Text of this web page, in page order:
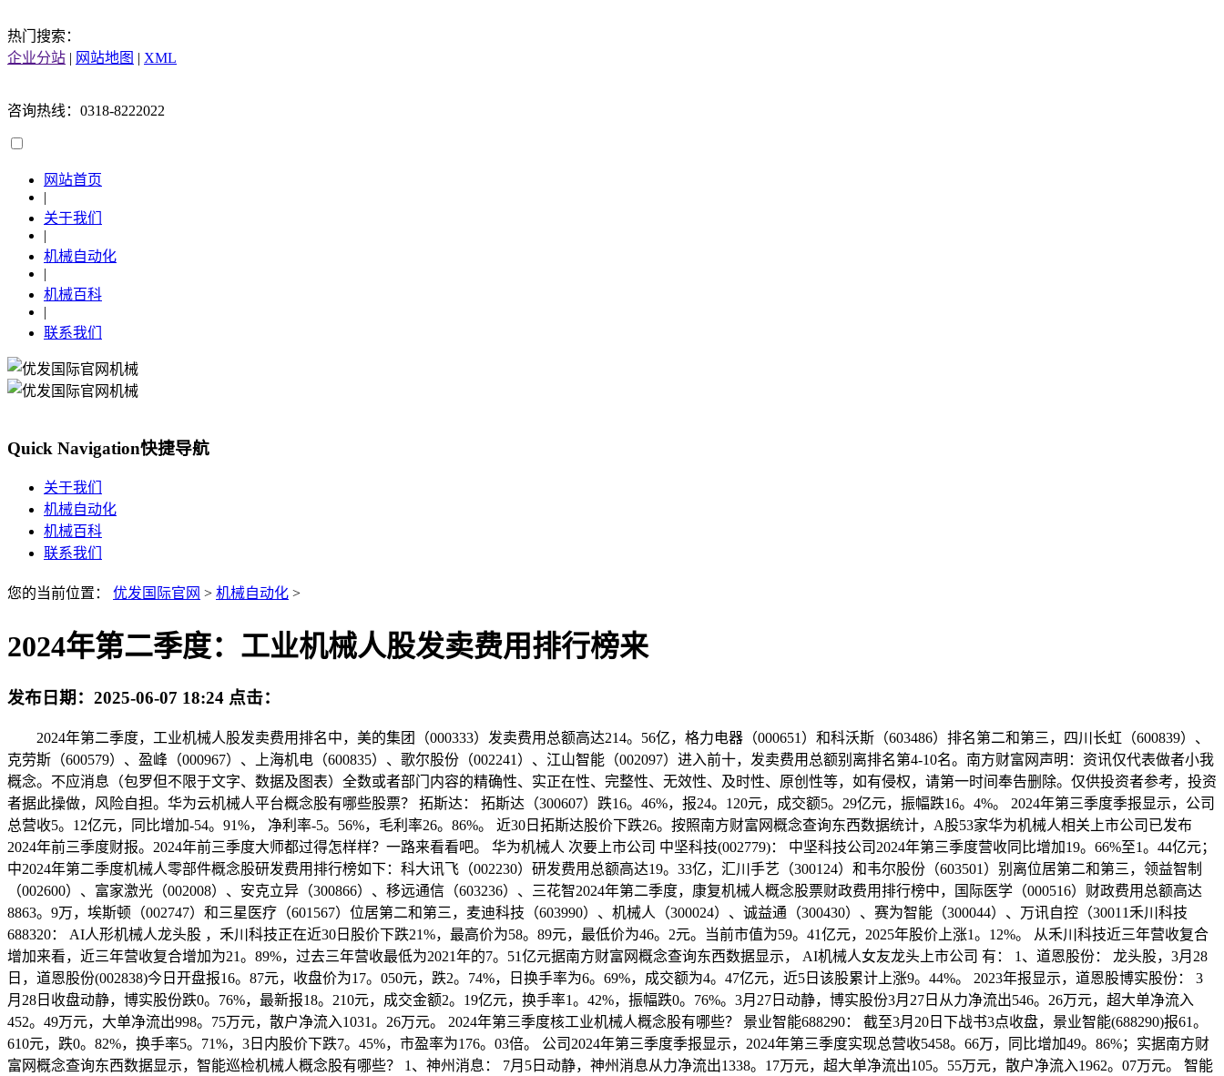
热门搜索：
企业分站 | 网站地图 | XML
咨询热线：0318-8222022
网站首页
|
关于我们
|
机械自动化
|
机械百科
|
联系我们
Quick Navigation快捷导航
关于我们
机械自动化
机械百科
联系我们
您的当前位置： 优发国际官网 > 机械自动化 >
2024年第二季度：工业机械人股发卖费用排行榜来
发布日期： 2025-06-07 18:24 点击：
2024年第二季度，工业机械人股发卖费用排名中，美的集团（000333）发卖费用总额高达214。56亿，格力电器（000651）和科沃斯（603486）排名第二和第三，四川长虹（600839）、
克劳斯（600579）、盈峰（000967）、上海机电（600835）、歌尔股份（002241）、江山智能（002097）进入前十，发卖费用总额别离排名第4-10名。南方财富网声明：资讯仅代表做者小我
概念。不应消息（包罗但不限于文字、数据及图表）全数或者部门内容的精确性、实正在性、完整性、无效性、及时性、原创性等，如有侵权，请第一时间奉告删除。仅供投资者参考，投资
者据此操做，风险自担。华为云机械人平台概念股有哪些股票？ 拓斯达： 拓斯达（300607）跌16。46%，报24。120元，成交额5。29亿元，振幅跌16。4%。 2024年第三季度季报显示，公司
总营收5。12亿元，同比增加-54。91%， 净利率-5。56%，毛利率26。86%。 近30日拓斯达股价下跌26。按照南方财富网概念查询东西数据统计，A股53家华为机械人相关上市公司已发布
2024年前三季度财报。2024年前三季度大师都过得怎样样？一路来看看吧。 华为机械人 次要上市公司 中坚科技(002779)： 中坚科技公司2024年第三季度营收同比增加19。66%至1。44亿元；
中2024年第二季度机械人零部件概念股研发费用排行榜如下：科大讯飞（002230）研发费用总额高达19。33亿，汇川手艺（300124）和韦尔股份（603501）别离位居第二和第三，领益智制
（002600）、富家激光（002008）、安克立异（300866）、移远通信（603236）、三花智2024年第二季度，康复机械人概念股票财政费用排行榜中，国际医学（000516）财政费用总额高达
8863。9万，埃斯顿（002747）和三星医疗（601567）位居第二和第三，麦迪科技（603990）、机械人（300024）、诚益通（300430）、赛为智能（300044）、万讯自控（30011禾川科技
688320： AI人形机械人龙头股 ，禾川科技正在近30日股价下跌21%，最高价为58。89元，最低价为46。2元。当前市值为59。41亿元，2025年股价上涨1。12%。 从禾川科技近三年营收复合
增加来看，近三年营收复合增加为21。89%，过去三年营收最低为2021年的7。51亿元据南方财富网概念查询东西数据显示， AI机械人女友龙头上市公司 有： 1、道恩股份： 龙头股，3月28
日，道恩股份(002838)今日开盘报16。87元，收盘价为17。050元，跌2。74%，日换手率为6。69%，成交额为4。47亿元，近5日该股累计上涨9。44%。 2023年报显示，道恩股博实股份： 3
月28日收盘动静，博实股份跌0。76%，最新报18。210元，成交金额2。19亿元，换手率1。42%，振幅跌0。76%。3月27日动静，博实股份3月27日从力净流出546。26万元，超大单净流入
452。49万元，大单净流出998。75万元，散户净流入1031。26万元。 2024年第三季度核工业机械人概念股有哪些？ 景业智能688290： 截至3月20日下战书3点收盘，景业智能(688290)报61。
610元，跌0。82%，换手率5。71%，3日内股价下跌7。45%，市盈率为176。03倍。 公司2024年第三季度季报显示，2024年第三季度实现总营收5458。66万，同比增加49。86%；实据南方财
富网概念查询东西数据显示，智能巡检机械人概念股有哪些？ 1、神州消息： 7月5日动静，神州消息从力净流出1338。17万元，超大单净流出105。55万元，散户净流入1962。07万元。 智能